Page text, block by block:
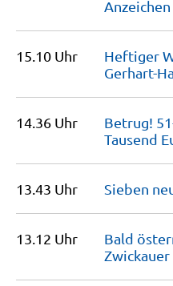
15.10 Uhr
Heftiger
Gerhart-
14.36 Uhr
Betrug!
Tausend
13.43 Uhr Sieben
13.12 Uhr
Bald
Zwickauer